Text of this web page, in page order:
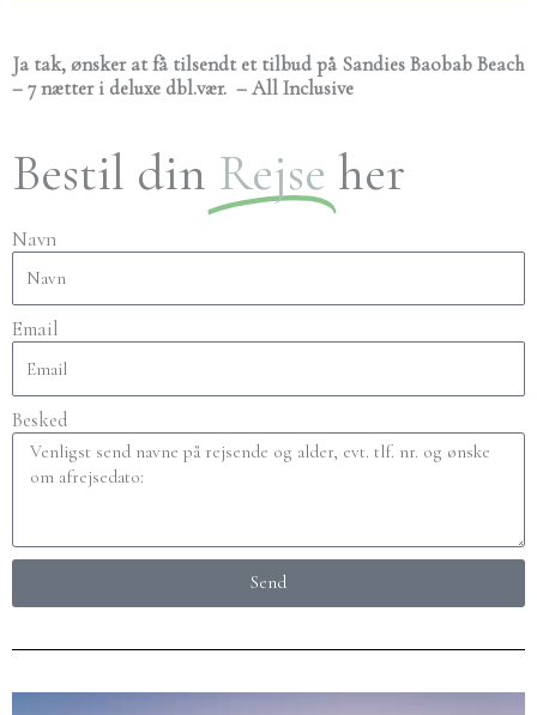
Ja tak, ønsker at få tilsendt et tilbud på Sandies Baobab Beach
– 7 nætter i deluxe dbl.vær. – All Inclusive
Bestil din Rejse her
Navn
Email
Besked
Send